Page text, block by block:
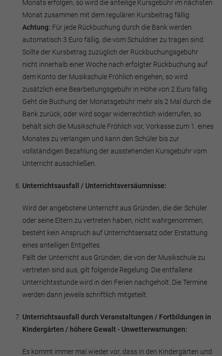
Monats erfolgen, so wird die anteilige Kursgebühr im nächsten
Monat zusammen mit dem regulären Kursbeitrag fällig.
Achtung: Für jede Rückbuchung durch die Bank werden
automatisch 3 Euro fällig, die vom Schuldner zu tragen sind.
Sollte der Kursbetrag zuzüglich der Rückbuchungsgebühr
nicht innerhalb einer Woche nach erfolgter Rückbuchung auf
dem Konto der Musikschule Fröhlich eingehen, so wird
zusätzlich eine Bearbeitungsgebühr in Höhe von 2 Euro fällig.
Geht die Buchung der Monatsgebühr mehr als 2 Mal durch die
Bank zurück, oder wird sogar widerrechtlich widerrufen, so
behält sich die Musikschule Fröhlich vor, Vorkasse zum 1. eines
Monates zu verlangen und kann den Schüler bis zur
vollständigen Bezahlung der ausstehenden Kursgebühr vom
Unterricht ausschließen.
Unterrichtsausfall / Unterrichtsversäumnisse:
Wird der angebotene Unterricht aus Gründen, die der Schüler
oder seine Eltern zu vertreten haben, nicht wahrgenommen,
besteht kein Anspruch auf Unterrichtsersatz oder Erstattung
eines anteiligen Entgeltes.
Fällt der Unterricht aus Gründen, die von der Musikschule zu
vertreten sind aus, gilt folgende Regelung: Die entfallene
Unterrichtsstunde wird in den Ferien nachgeholt. Die Termine
werden dann jeweils schriftlich mitgeteilt.
Unterrichtsausfall durch Veranstaltungen / Fortbildungen in
Kindergärten / höhere Gewalt - Unwetterwarnungen:
Es kommt immer mal wieder vor, dass in den Kindergärten und